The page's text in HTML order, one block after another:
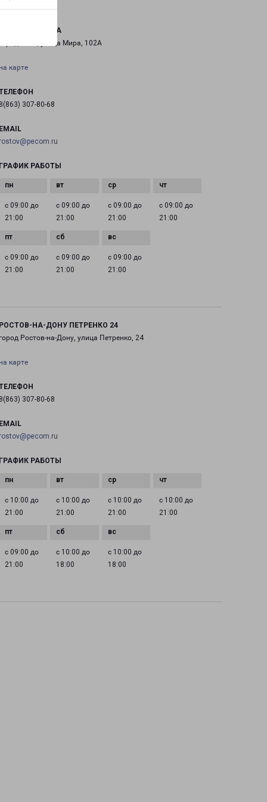
МИРА 102А
Азов, улица Мира, 102А
карте
307-80-68
РАБОТЫ
с 09:00 до
21:00
с 09:00 до
21:00
с 09:00 до
21:00
с 09:00 до
21:00
с 09:00 до
21:00
с 09:00 до
21:00
с 09:00 до
21:00
НА-ДОНУ ПЕТРЕНКО 24
Ростов-на-Дону, улица Петренко, 24
карте
307-80-68
РАБОТЫ
с 10:00 до
21:00
с 10:00 до
21:00
с 10:00 до
21:00
с 10:00 до
21:00
с 09:00 до
21:00
с 10:00 до
18:00
с 10:00 до
18:00